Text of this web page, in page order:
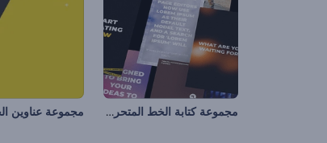
مجموعة كتابة الخط المتحركة مجموعة عناوين